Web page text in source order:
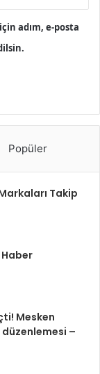
adım, e-posta
Popüler
Takip
Mesken
–